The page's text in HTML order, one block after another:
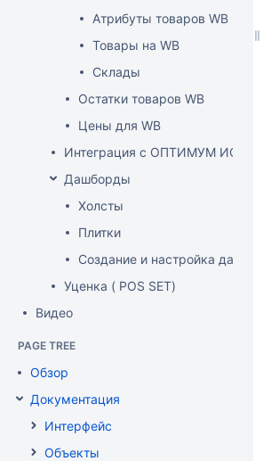
Атрибуты товаров WB
Товары на WB
Склады
Остатки товаров WB
Цены для WB
Интеграция с ОПТИМУМ ИСУМТ
Дашборды
Холсты
Плитки
Создание и настройка дашборда
Уценка ( POS SET)
Видео
PAGE TREE
Обзор
Документация
Интерфейс
Объекты